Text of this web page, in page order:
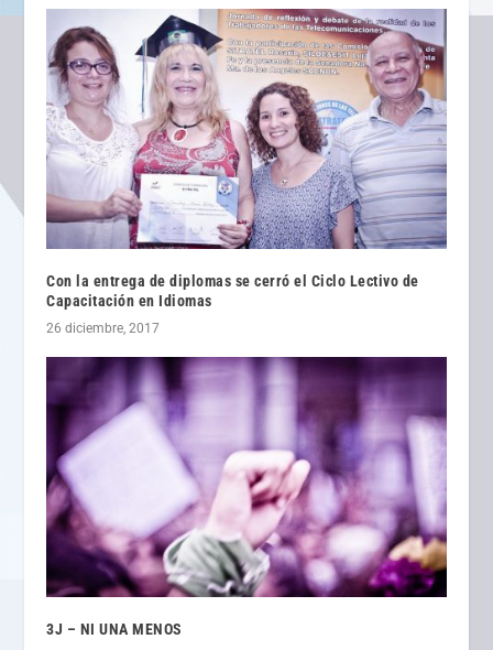
Con la entrega de diplomas se cerró el Ciclo Lectivo de
Capacitación en Idiomas
26 diciembre, 2017
3J – NI UNA MENOS